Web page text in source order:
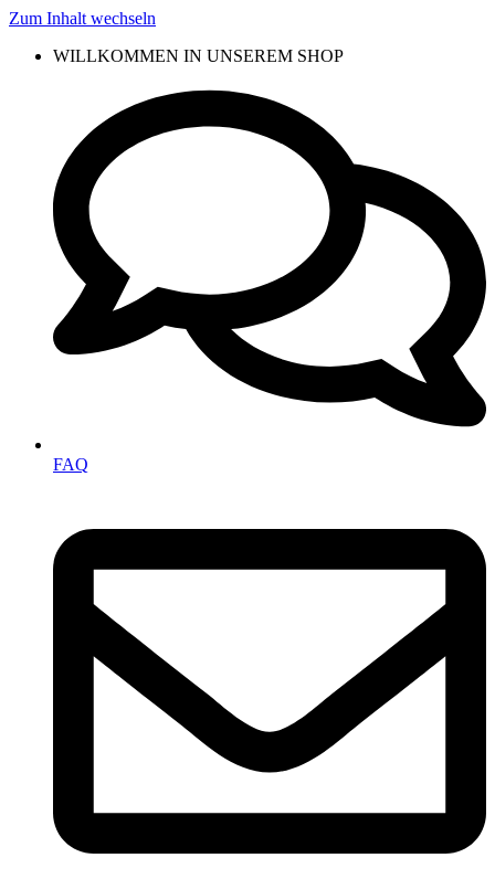
Zum Inhalt wechseln
WILLKOMMEN IN UNSEREM SHOP
FAQ